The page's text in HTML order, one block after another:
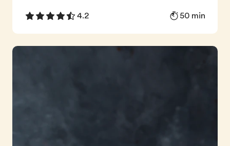
4.2 50 min